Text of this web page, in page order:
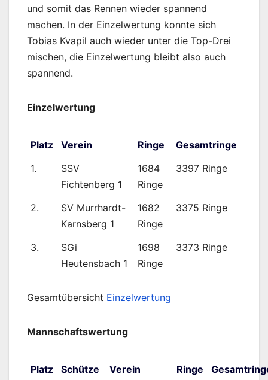
und somit das Rennen wieder spannend
machen. In der Einzelwertung konnte sich
Tobias Kvapil auch wieder unter die Top-Drei
mischen, die Einzelwertung bleibt also auch
spannend.
Einzelwertung
Platz Verein Ringe
Gesamtringe
1.
SSV
Fichtenberg 1
1684
Ringe
3397 Ringe
2.
SV Murrhardt-
Karnsberg 1
1682
Ringe
3375 Ringe
3.
SGi
Heutensbach 1
1698
Ringe
3373 Ringe
Gesamtübersicht Einzelwertung
Mannschaftswertung
Platz Schütze Verein Ringe